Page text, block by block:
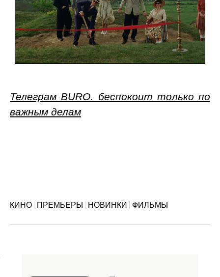
Телеграм BURO. беспокоит только по
важным делам
КИНО ПРЕМЬЕРЫ НОВИНКИ ФИЛЬМЫ